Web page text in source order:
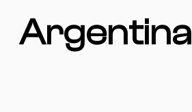
Argentina